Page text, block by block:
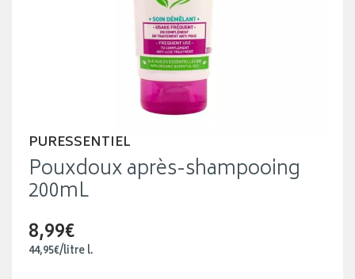
PURESSENTIEL
Pouxdoux après-shampooing
200mL
8,99€
44,95€/litrel.